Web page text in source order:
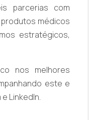
parcerias com
médicos
estratégicos,
nos melhores
este e
e LinkedIn.